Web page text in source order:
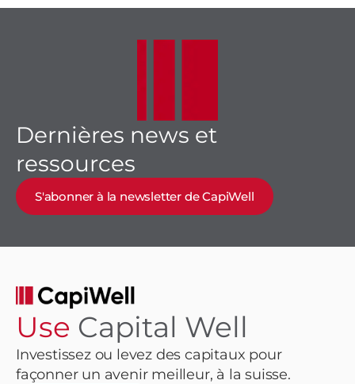
Dernières news et
ressources
S'abonner à la newsletter de CapiWell
Use Capital Well
Investissez ou levez des capitaux pour
façonner un avenir meilleur, à la suisse.